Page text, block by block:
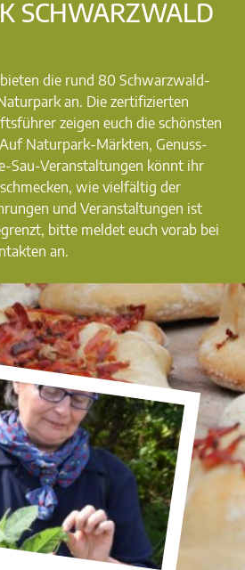
SCHWARZWALD
die rund 80 Schwarzwald-
an. Die zertifizierten
zeigen euch die schönsten
Naturpark-Märkten, Genuss-
Sau-Veranstaltungen könnt ihr
wie vielfältig der
und Veranstaltungen ist
bitte meldet euch vorab bei
an.